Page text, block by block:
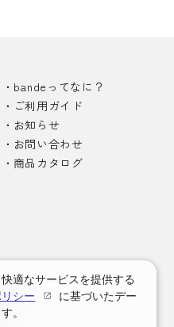
bandeってなに？
ご利用ガイド
お知らせ
お問い合わせ
商品カタログ
適なサービスを提供する
シー
に基づいたデー
。